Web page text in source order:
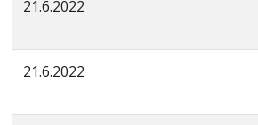
21.6.2022
21.6.2022